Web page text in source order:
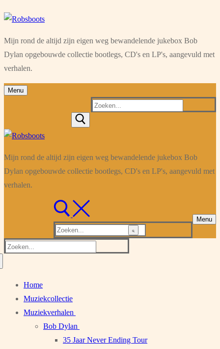
Ga
de
inhoud
Menu
Sluiten
Mijn rond de altijd zijn eigen weg bewandelende jukebox Bob
Dylan opgebouwde collectie bootlegs, CD's en LP's, aangevuld met
verhalen.
Menu
Zoeken
Mijn rond de altijd zijn eigen weg bewandelende jukebox Bob
Dylan opgebouwde collectie bootlegs, CD's en LP's, aangevuld met
verhalen.
Zoeken
naar:
Menu
Zoeken
Home
Muziekcollectie
Muziekverhalen
Bob Dylan
35 Jaar Never Ending Tour